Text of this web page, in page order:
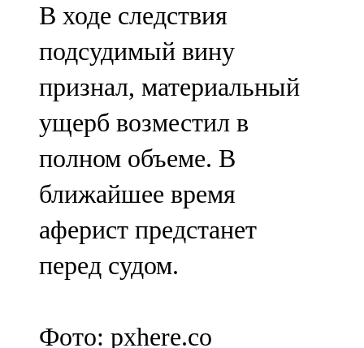
В ходе следствия
подсудимый вину
признал, материальный
ущерб возместил в
полном объеме. В
ближайшее время
аферист предстанет
перед судом.
Фото: pxhere.co